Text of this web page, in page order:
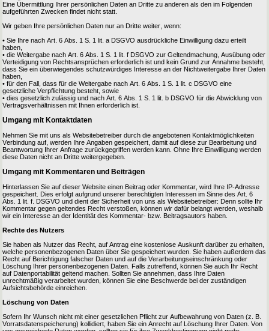
Eine Übermittlung Ihrer persönlichen Daten an Dritte zu anderen als den im Folgenden
aufgeführten Zwecken findet nicht statt.
Wir geben Ihre persönlichen Daten nur an Dritte weiter, wenn:
• Sie Ihre nach Art. 6 Abs. 1 S. 1 lit. a DSGVO ausdrückliche Einwilligung dazu erteilt
haben,
• die Weitergabe nach Art. 6 Abs. 1 S. 1 lit. f DSGVO zur Geltendmachung, Ausübung oder
Verteidigung von Rechtsansprüchen erforderlich ist und kein Grund zur Annahme besteht,
dass Sie ein überwiegendes schutzwürdiges Interesse an der Nichtweitergabe Ihrer Daten
haben,
• für den Fall, dass für die Weitergabe nach Art. 6 Abs. 1 S. 1 lit. c DSGVO eine
gesetzliche Verpflichtung besteht, sowie
• dies gesetzlich zulässig und nach Art. 6 Abs. 1 S. 1 lit. b DSGVO für die Abwicklung von
Vertragsverhältnissen mit Ihnen erforderlich ist.
Umgang mit Kontaktdaten
Nehmen Sie mit uns als Websitebetreiber durch die angebotenen Kontaktmöglichkeiten
Verbindung auf, werden Ihre Angaben gespeichert, damit auf diese zur Bearbeitung und
Beantwortung Ihrer Anfrage zurückgegriffen werden kann. Ohne Ihre Einwilligung werden
diese Daten nicht an Dritte weitergegeben.
Umgang mit Kommentaren und Beiträgen
Hinterlassen Sie auf dieser Website einen Beitrag oder Kommentar, wird Ihre IP-Adresse
gespeichert. Dies erfolgt aufgrund unserer berechtigten Interessen im Sinne des Art. 6
Abs. 1 lit. f. DSGVO und dient der Sicherheit von uns als Websitebetreiber: Denn sollte Ihr
Kommentar gegen geltendes Recht verstoßen, können wir dafür belangt werden, weshalb
wir ein Interesse an der Identität des Kommentar- bzw. Beitragsautors haben.
Rechte des Nutzers
Sie haben als Nutzer das Recht, auf Antrag eine kostenlose Auskunft darüber zu erhalten,
welche personenbezogenen Daten über Sie gespeichert wurden. Sie haben außerdem das
Recht auf Berichtigung falscher Daten und auf die Verarbeitungseinschränkung oder
Löschung Ihrer personenbezogenen Daten. Falls zutreffend, können Sie auch Ihr Recht
auf Datenportabilität geltend machen. Sollten Sie annehmen, dass Ihre Daten
unrechtmäßig verarbeitet wurden, können Sie eine Beschwerde bei der zuständigen
Aufsichtsbehörde einreichen.
Löschung von Daten
Sofern Ihr Wunsch nicht mit einer gesetzlichen Pflicht zur Aufbewahrung von Daten (z. B.
Vorratsdatenspeicherung) kollidiert, haben Sie ein Anrecht auf Löschung Ihrer Daten. Von